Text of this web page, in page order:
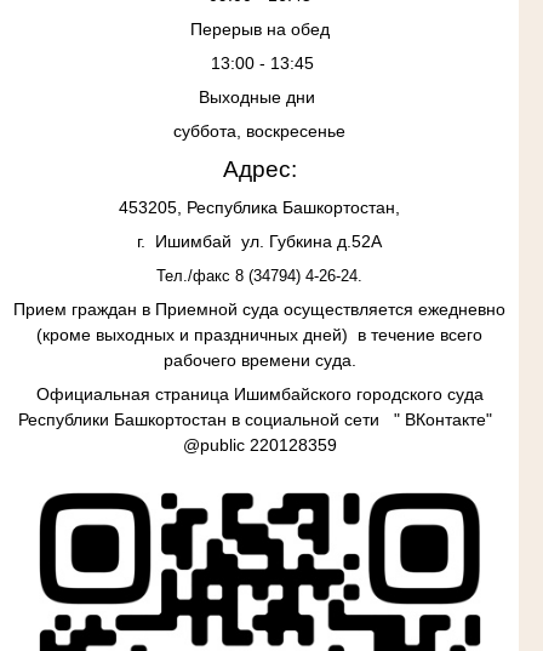
Перерыв на обед
13:00 - 13:45
Выходные дни
суббота, воскресенье
Адрес:
453205, Республика Башкортостан,
г. Ишимбай ул. Губкина д.52А
Тел./факс 8 (34794) 4-26-24.
Прием граждан в Приемной суда осуществляется ежедневно
(кроме выходных и праздничных дней) в течение всего
рабочего времени суда.
Официальная страница Ишимбайского городского суда
Республики Башкортостан в социальной сети " ВКонтакте"
@public220128359